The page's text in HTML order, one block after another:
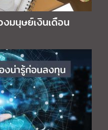
มนุษย์เงินเดือน